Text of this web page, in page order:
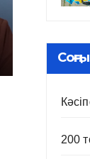
200